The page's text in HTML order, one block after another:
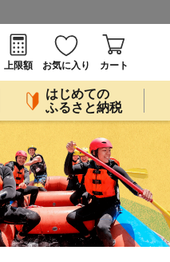
上限額
お気に入り カート
はじめての
ふるさと納税